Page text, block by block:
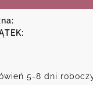
5-8 dni